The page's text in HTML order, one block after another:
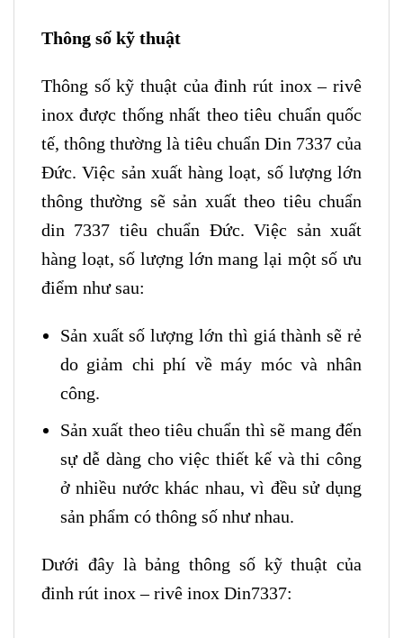
Thông số kỹ thuật
Thông số kỹ thuật của đinh rút inox – rivê
inox được thống nhất theo tiêu chuẩn quốc
tế, thông thường là tiêu chuẩn Din 7337 của
Đức. Việc sản xuất hàng loạt, số lượng lớn
thông thường sẽ sản xuất theo tiêu chuẩn
din 7337 tiêu chuẩn Đức. Việc sản xuất
hàng loạt, số lượng lớn mang lại một số ưu
điểm như sau:
Sản xuất số lượng lớn thì giá thành sẽ rẻ
do giảm chi phí về máy móc và nhân
công.
Sản xuất theo tiêu chuẩn thì sẽ mang đến
sự dễ dàng cho việc thiết kế và thi công
ở nhiều nước khác nhau, vì đều sử dụng
sản phẩm có thông số như nhau.
Dưới đây là bảng thông số kỹ thuật của
đinh rút inox – rivê inox Din7337: